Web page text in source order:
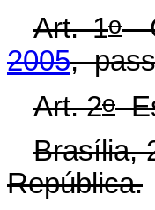
Art. 1o
2005,
Art. 2o
Brasília,
República.